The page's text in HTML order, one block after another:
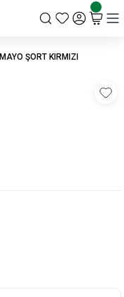
MAYO ŞORT KIRMIZI